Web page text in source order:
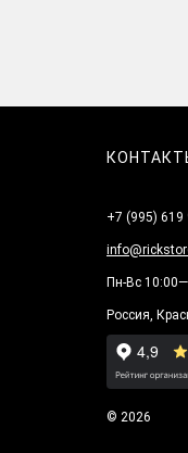
+7 (995) 619
Пн-Вс
Россия,
© 2026